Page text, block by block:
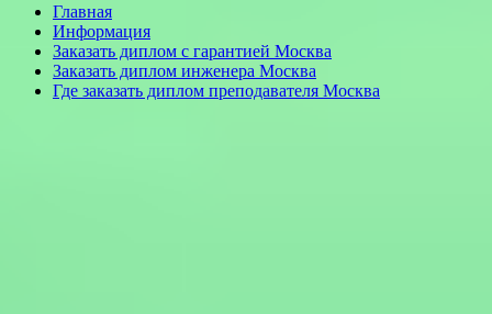
Главная
Информация
Заказать диплом с гарантией Москва
Заказать диплом инженера Москва
Где заказать диплом преподавателя Москва